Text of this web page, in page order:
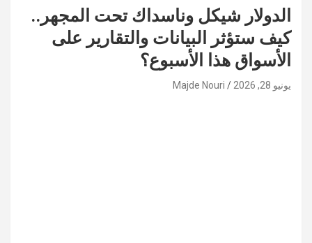
الدولار شيكل وناسداك تحت المجهر..
كيف ستؤثر البيانات والتقارير على
الأسواق هذا الأسبوع؟
يونيو 28, 2026 Majde Nouri